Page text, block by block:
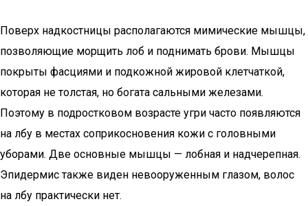
Поверх надкостницы располагаются мимические мышцы,
позволяющие морщить лоб и поднимать брови. Мышцы
покрыты фасциями и подкожной жировой клетчаткой,
которая не толстая, но богата сальными железами.
Поэтому в подростковом возрасте угри часто появляются
на лбу в местах соприкосновения кожи с головными
уборами. Две основные мышцы — лобная и надчерепная.
Эпидермис также виден невооруженным глазом, волос
на лбу практически нет.